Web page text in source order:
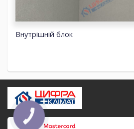
Внутрішній блок